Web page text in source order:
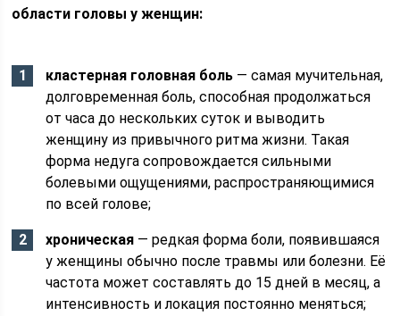
области головы у женщин:
кластерная головная боль — самая мучительная,
долговременная боль, способная продолжаться
от часа до нескольких суток и выводить
женщину из привычного ритма жизни. Такая
форма недуга сопровождается сильными
болевыми ощущениями, распространяющимися
по всей голове;
хроническая — редкая форма боли, появившаяся
у женщины обычно после травмы или болезни. Её
частота может составлять до 15 дней в месяц, а
интенсивность и локация постоянно меняться;